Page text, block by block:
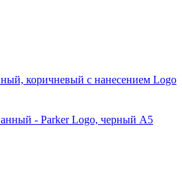
коричневый c нанесением Logo